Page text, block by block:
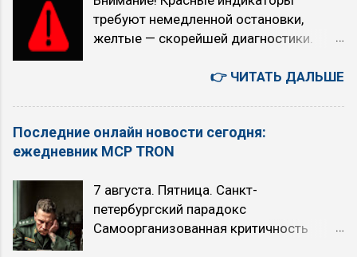
рекомендуется использовать режим
O/D (O/D ON): при равномерном
трассам, на скоростных участках) на
многие рекомендуют никогда не
выключать O/D, за исключением
разгон (например, кого-то обогнать или
активно проехать по городу) Когда НЕ
рекомендуется использовать режим
требуют немедленной остановки,
желтые — скорейшей диагностики.
Красный/желтый восклицательный
падение давления масла, проблемы с
электрикой, незакрытые двери. Всегда
Красный восклицательный знак в круге,
буква P в круге или надпись BRAKE
Включен ручной тормоз, низкий
👉 ЧИТАТЬ ДАЛЬШЕ
Последние онлайн новости сегодня:
ежедневник MCP TRON
7 августа. Пятница. Санкт-
петербургский парадокс
Самоорганизованная критичность